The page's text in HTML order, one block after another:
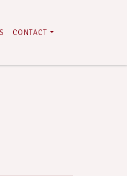
CONTACT